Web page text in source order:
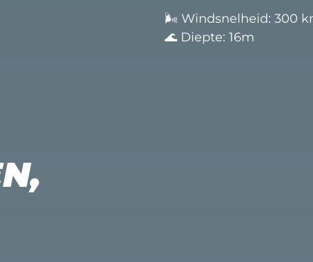
🌬️ Windsnelheid: 300
🌊 Diepte: 16m